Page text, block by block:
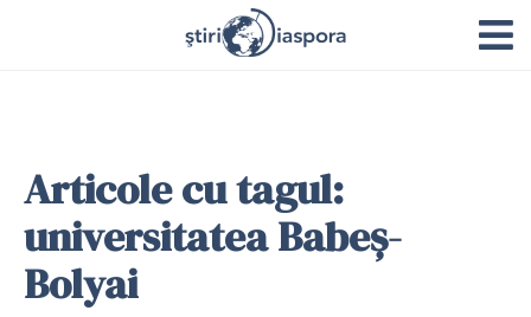
Articole cu tagul:
universitatea Babeş-
Bolyai